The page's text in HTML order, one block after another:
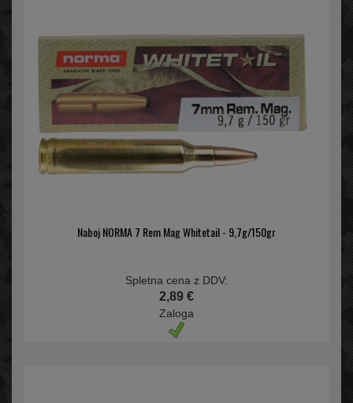
Naboj NORMA 7 Rem Mag Whitetail - 9,7g/150gr
Spletna cena z DDV:
2,89 €
Zaloga